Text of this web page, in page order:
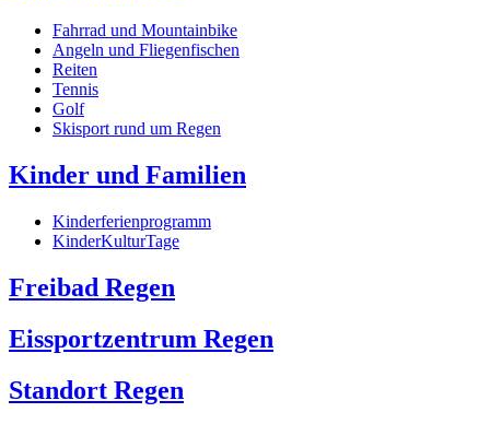
Fahrrad und Mountainbike
Angeln und Fliegenfischen
Reiten
Tennis
Golf
Skisport rund um Regen
Kinder und Familien
Kinderferienprogramm
KinderKulturTage
Freibad Regen
Eissportzentrum Regen
Standort Regen